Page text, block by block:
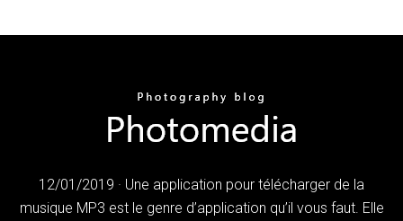
12/01/2019 · Une application pour télécharger de la
musique MP3 est le genre d’application qu’il vous faut. Elle